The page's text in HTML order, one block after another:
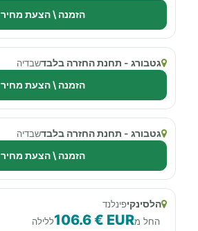
הזמנה \ הצעת מחיר
גטבורג - תחנת החזרה בלבדשבדיה
הזמנה \ הצעת מחיר
גטבורג - תחנת החזרה בלבדשבדיה
הזמנה \ הצעת מחיר
הלסינקיפינלנד
החל מ106.6 € EURללילה